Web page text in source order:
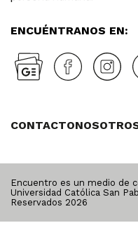
ENCUÉNTRANOS EN:
CONTACTO
Encuentro es un medio de
Universidad Católica San
Reservados 2026